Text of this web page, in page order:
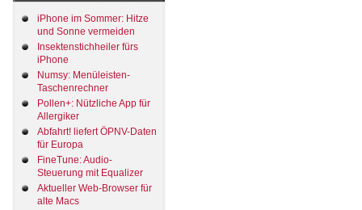
iPhone im Sommer: Hitze
und Sonne vermeiden
Insektenstichheiler fürs
iPhone
Numsy: Menüleisten-
Taschenrechner
Pollen+: Nützliche App für
Allergiker
Abfahrt! liefert ÖPNV-Daten
für Europa
FineTune: Audio-
Steuerung mit Equalizer
Aktueller Web-Browser für
alte Macs